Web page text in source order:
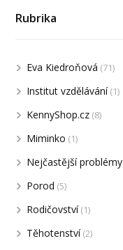
Rubrika
Eva Kiedroňová (71)
Institut vzdělávání(1)
KennyShop.cz (8)
Miminko (1)
Nejčastější problémy
Porod (5)
Rodičovství(1)
Těhotenství(2)